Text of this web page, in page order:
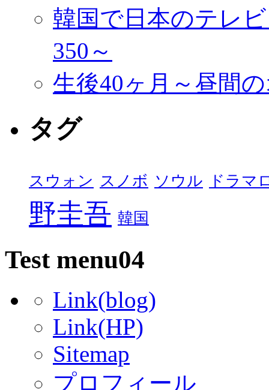
韓国で日本のテレ
350～
生後40ヶ月～昼間
タグ
スウォン スノボ ソウル ドラマ
野圭吾 韓国
Test menu04
Link(blog)
Link(HP)
Sitemap
プロフィール